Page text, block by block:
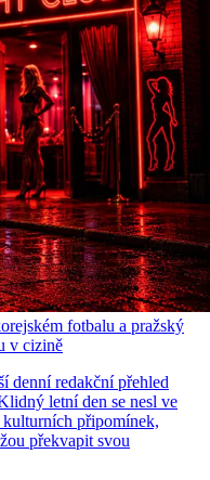
fotbalu a pražský
v cizině
denní redakční přehled
letní den se nesl ve
připomínek,
překvapit svou